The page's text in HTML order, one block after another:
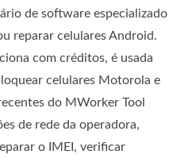
de software especializado
reparar celulares Android.
com créditos, é usada
celulares Motorola e
do MWorker Tool
de rede da operadora,
o IMEI, verificar